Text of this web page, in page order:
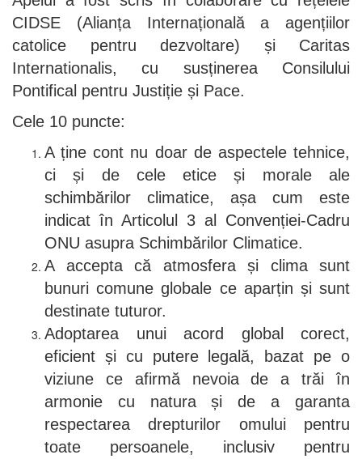
CIDSE (Alianța Internațională a agențiilor
catolice pentru dezvoltare) și Caritas
Internationalis, cu susținerea Consilului
Pontifical pentru Justiție și Pace.
Cele 10 puncte:
A ține cont nu doar de aspectele tehnice,
ci și de cele etice și morale ale
schimbărilor climatice, așa cum este
indicat în Articolul 3 al Convenției-Cadru
ONU asupra Schimbărilor Climatice.
A accepta că atmosfera și clima sunt
bunuri comune globale ce aparțin și sunt
destinate tuturor.
Adoptarea unui acord global corect,
eficient și cu putere legală, bazat pe o
viziune ce afirmă nevoia de a trăi în
armonie cu natura și de a garanta
respectarea drepturilor omului pentru
toate persoanele, inclusiv pentru